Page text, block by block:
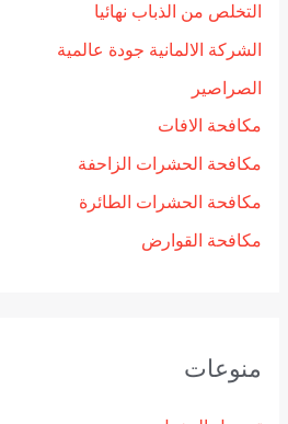
التخلص من الذباب نهائيا
الشركة الالمانية جودة عالمية
الصراصير
مكافحة الافات
مكافحة الحشرات الزاحفة
مكافحة الحشرات الطائرة
مكافحة القوارض
منوعات